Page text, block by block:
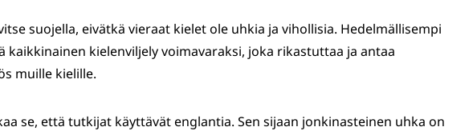
suojella, eivätkä vieraat kielet ole uhkia ja vihollisia. Hedelmällisempi
kaikkinainen kielenviljely voimavaraksi, joka rikastuttaa ja antaa
muille kielille.
se, että tutkijat käyttävät englantia. Sen sijaan jonkinasteinen uhka on